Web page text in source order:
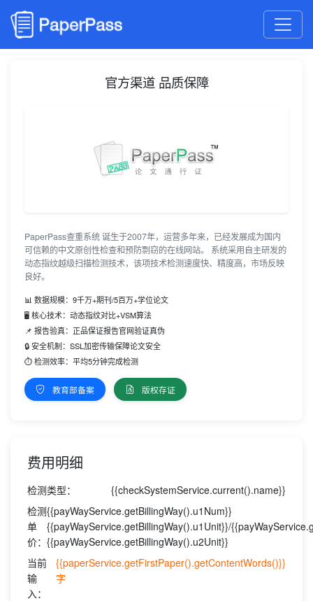
官方渠道 品质保障
PaperPass查重系统 诞生于2007年，运营多年来，已经发展成为国内
可信赖的中文原创性检查和预防剽窃的在线网站。 系统采用自主研发的
动态指纹越级扫描检测技术，该项技术检测速度快、精度高，市场反映
良好。
📊 数据规模：9千万+期刊/5百万+学位论文
🖥️ 核心技术：动态指纹对比+VSM算法
📌 报告验真：正品保证报告官网验证真伪
🔒 安全机制：SSL加密传输保障论文安全
⏱️ 检测效率：平均5分钟完成检测
教育部备案 版权存证
费用明细
检测类型：
{{checkSystemService.current().name}}
检测
单
价：
{{payWayService.getBillingWay().u1Num}}
{{payWayService.getBillingWay().u1Unit}}/
{{payWayService.getBillingWay().u2Unit}}
当前
输
入：
{{paperService.getFirstPaper().getContentWords()}}
字